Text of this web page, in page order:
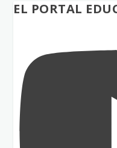
EL PORTAL